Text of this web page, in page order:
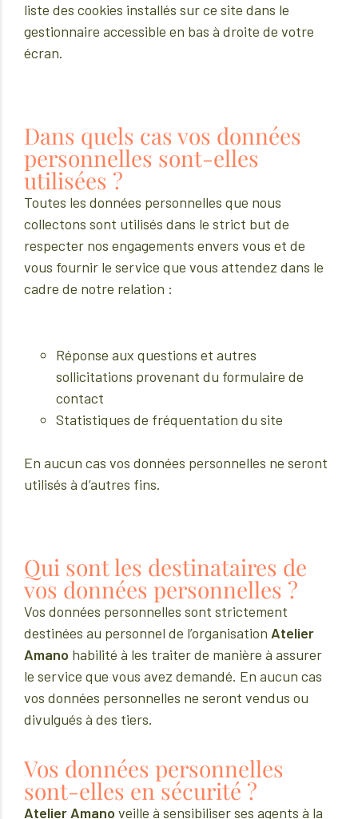
liste des cookies installés sur ce site dans le
gestionnaire accessible en bas à droite de votre
écran.
Dans quels cas vos données
personnelles sont-elles
utilisées ?
Toutes les données personnelles que nous
collectons sont utilisés dans le strict but de
respecter nos engagements envers vous et de
vous fournir le service que vous attendez dans le
cadre de notre relation :
Réponse aux questions et autres
sollicitations provenant du formulaire de
contact
Statistiques de fréquentation du site
En aucun cas vos données personnelles ne seront
utilisés à d’autres fins.
Qui sont les destinataires de
vos données personnelles ?
Vos données personnelles sont strictement
destinées au personnel de l’organisation Atelier
Amano habilité à les traiter de manière à assurer
le service que vous avez demandé. En aucun cas
vos données personnelles ne seront vendus ou
divulgués à des tiers.
Vos données personnelles
sont-elles en sécurité ?
Atelier Amano veille à sensibiliser ses agents à la